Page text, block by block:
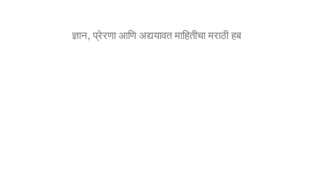
ज्ञान, प्रेरणा आणि अद्ययावत माहितीचा मराठी हब